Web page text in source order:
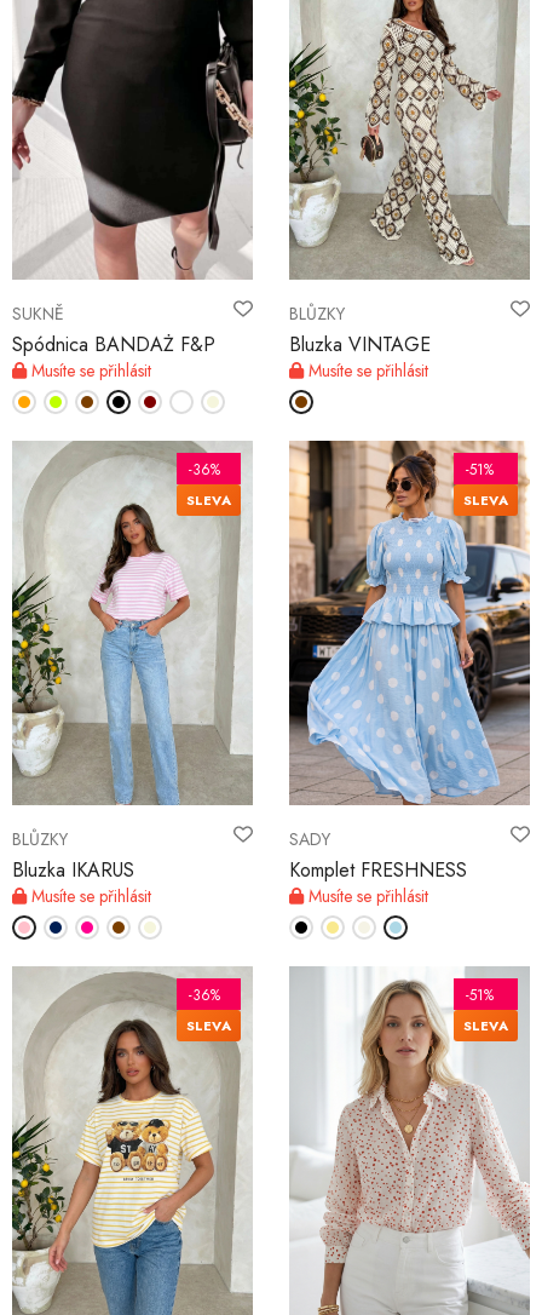
SUKNĚ
Spódnica BANDAŻ F&P
Musíte se přihlásit
BLŮZKY
Bluzka VINTAGE
Musíte se přihlásit
BLŮZKY
Bluzka IKARUS
Musíte se přihlásit
-36%
SLEVA
SADY
Komplet FRESHNESS
Musíte se přihlásit
-51%
SLEVA
-36%
SLEVA
-51%
SLEVA